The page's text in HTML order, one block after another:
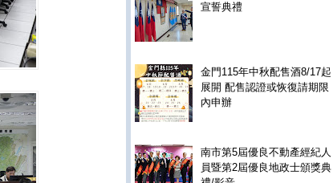
宣誓典禮
金門115年中秋配售酒8/17起
展開 配售認證或恢復請期限
內申辦
南市第5屆優良不動產經紀人
員暨第2屆優良地政士頒獎典